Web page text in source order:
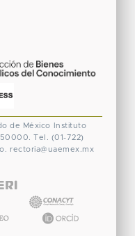
de México
Instituto
50000. Tel. (01-722)
rectoria@uaemex.mx